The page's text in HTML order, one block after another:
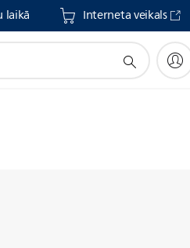
laikā Interneta veikals